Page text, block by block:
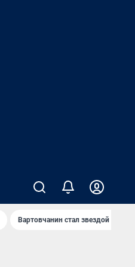
Вартовчанин стал звездой